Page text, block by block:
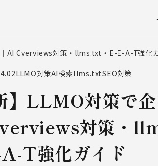
｜AI Overviews対策・llms.txt・E-E-A-T強化
LLMO対策AI検索llms.txtSEO対策
】LLMO対策で
対策・
T強化ガイド